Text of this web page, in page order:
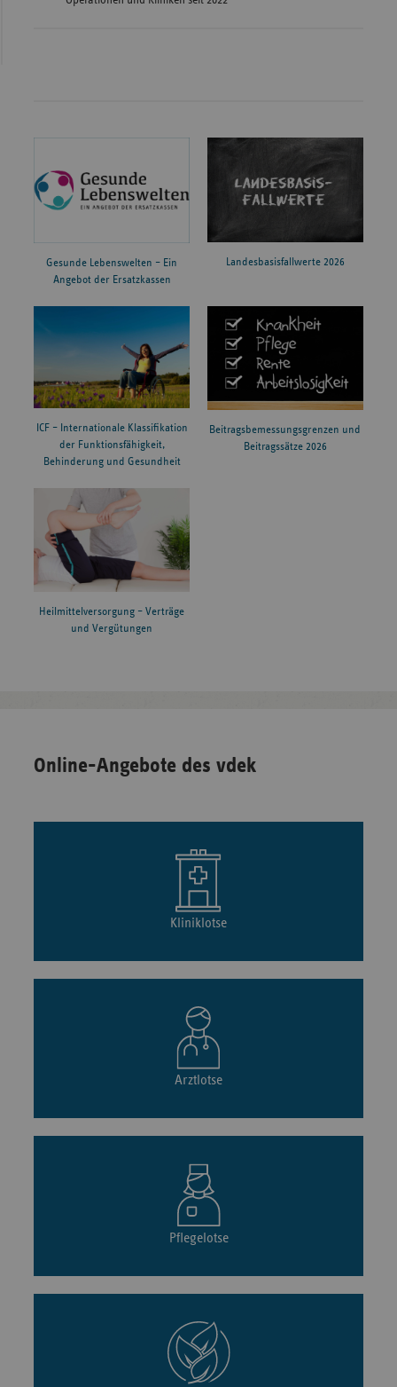
Gesunde Lebenswelten – Ein
Angebot der Ersatzkassen
Landesbasisfallwerte 2026
ICF – Internationale Klassifikation
der Funktionsfähigkeit,
Behinderung und Gesundheit
Beitragsbemessungsgrenzen und
Beitragssätze 2026
Heilmittelversorgung – Verträge
und Vergütungen
Online-Angebote des vdek
Kliniklotse
Arztlotse
Pflegelotse